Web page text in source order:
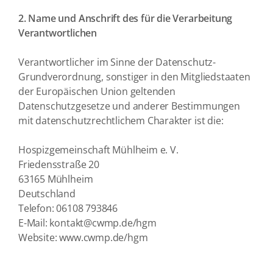
2. Name und Anschrift des für die Verarbeitung
Verantwortlichen
Verantwortlicher im Sinne der Datenschutz-
Grundverordnung, sonstiger in den Mitgliedstaaten
der Europäischen Union geltenden
Datenschutzgesetze und anderer Bestimmungen
mit datenschutzrechtlichem Charakter ist die:
Hospizgemeinschaft Mühlheim e. V.
Friedensstraße 20
63165 Mühlheim
Deutschland
Telefon: 06108 793846
E-Mail: kontakt@cwmp.de/hgm
Website: www.cwmp.de/hgm